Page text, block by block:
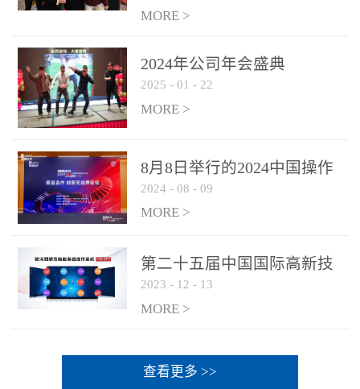
MORE >
2024年公司年会盛典
2025 - 01 - 22
MORE >
8月8日举行的2024中国操作
系统产业大会渠道论坛，科
网通荣获区域营销优质伙伴
2024 - 08 - 09
MORE >
第二十五届中国国际高新技
术成果交易会 银河麒麟高级
服务器操作系统荣获 “优秀
2023 - 12 - 13
MORE >
查看更多 >>